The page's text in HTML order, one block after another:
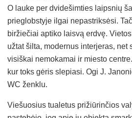
O lauke per dvidešimties laipsnių
prieglobstyje ilgai nepastriksėsi.
biržiečiai aptiko laisvą erdvę.
užtat šilta, modernus interjeras, net
visiškai nemokamai ir miesto
kur toks gėris slepiasi. Ogi J.
WC ženklu.
Viešuosius tualetus prižiūrinčios